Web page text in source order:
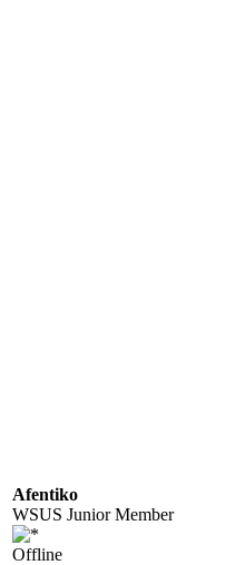
Afentiko
WSUS Junior Member
Offline